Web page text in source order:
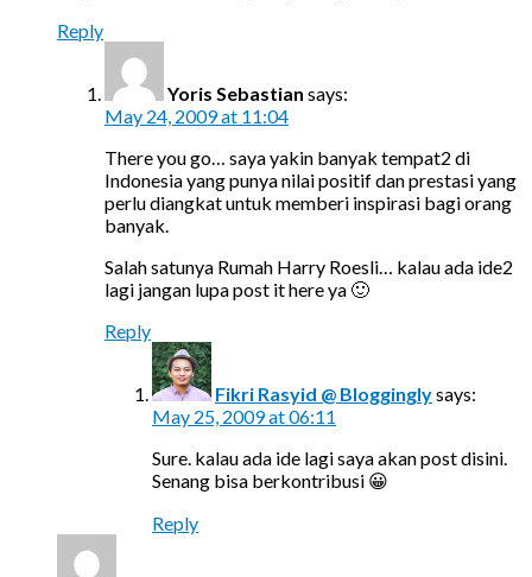
Reply
Yoris Sebastian says:
May 24, 2009 at 11:04
There you go… saya yakin banyak tempat2 di
Indonesia yang punya nilai positif dan prestasi yang
perlu diangkat untuk memberi inspirasi bagi orang
banyak.
Salah satunya Rumah Harry Roesli… kalau ada ide2
lagi jangan lupa post it here ya 🙂
Reply
Fikri Rasyid @ Blogginglysays:
May 25, 2009 at 06:11
Sure. kalau ada ide lagi saya akan post disini.
Senang bisa berkontribusi 😀
Reply